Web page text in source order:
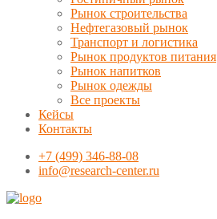
Рынок строительства
Нефтегазовый рынок
Транспорт и логистика
Рынок продуктов питания
Рынок напитков
Рынок одежды
Все проекты
Кейсы
Контакты
+7 (499) 346-88-08
info@research-center.ru